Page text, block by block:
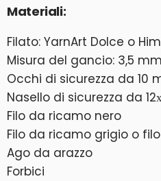
Materiali:
Filato: YarnArt Dolce o
Misura del gancio: 3,5
Occhi di sicurezza da 10
Nasello di sicurezza da
Filo da ricamo nero
Filo da ricamo grigio o
Ago da arazzo
Forbici